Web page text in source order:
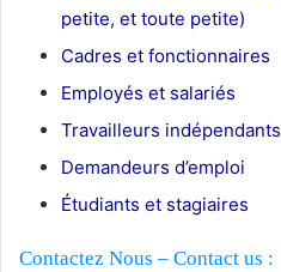
petite, et toute petite)
Cadres et fonctionnaires
Employés et salariés
Travailleurs indépendants
Demandeurs d’emploi
Étudiants et stagiaires
Contactez Nous – Contact us :